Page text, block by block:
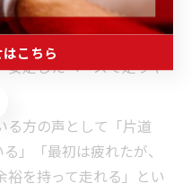
して時速12〜15kmで計
群馬県の平坦な市街地
安定したペースで走りや
る方の声として「片道
」「最初は疲れたが、
を持って走れる」とい
こちら
こちら